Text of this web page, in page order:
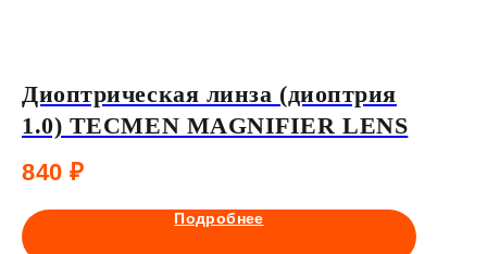
Диоптрическая линза (диоптрия
1.0) TECMEN MAGNIFIER LENS
840 ₽
Подробнее